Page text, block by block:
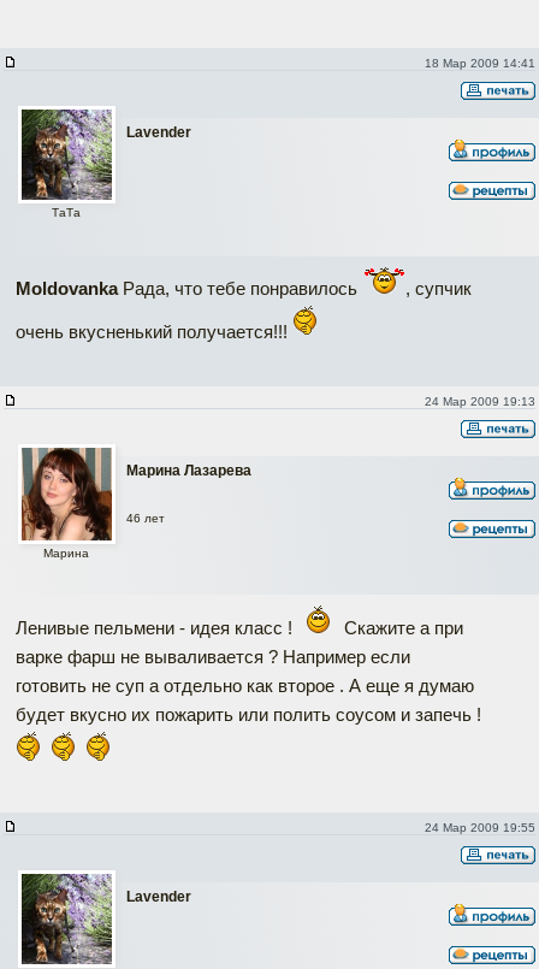
18 Мар 2009 14:41
Lavender
ТаТa
MoldovankaРада, что тебе понравилось , супчик
очень вкусненький получается!!!
24 Мар 2009 19:13
Марина Лазарева
Марина
46 лет
Ленивые пельмени - идея класс !
Скажите а при
варке фарш не вываливается ? Например если
готовить не суп а отдельно как второе . А еще я думаю
будет вкусно их пожарить или полить соусом и запечь !
24 Мар 2009 19:55
Lavender